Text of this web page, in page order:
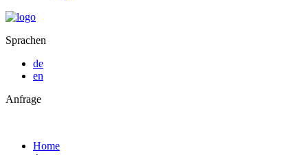
Sprachen
de
en
Anfrage
Home